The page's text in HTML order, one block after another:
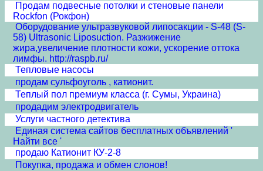
Продам подвесные потолки и стеновые панели
Rockfon (Рокфон)
Оборудование ультразвуковой липосакции - S-48 (S-
58) Ultrasonic Liposuction. Разжижение
жира,увеличение плотности кожи, ускорение оттока
лимфы. http://raspb.ru/
Тепловые насосы
продам сульфоуголь , катионит.
Теплый пол премиум класса (г. Сумы, Украина)
продадим электродвигатель
Услуги частного детектива
Единая система сайтов бесплатных объявлений '
Найти все '
продаю Катионит КУ-2-8
Покупка, продажа и обмен слонов!